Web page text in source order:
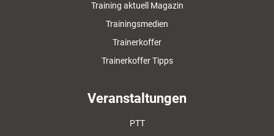
Training aktuell Magazin
Trainingsmedien
Trainerkoffer
Trainerkoffer Tipps
Veranstaltungen
PTT